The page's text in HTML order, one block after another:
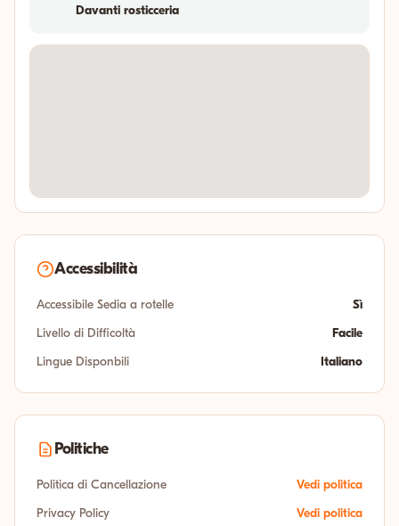
Davanti rosticceria
Accessibilità
Accessibile Sedia a rotelle
Sì
Livello di Difficoltà
Facile
Lingue Disponbili
Italiano
Politiche
Politica di Cancellazione
Vedi politica
Privacy Policy
Vedi politica